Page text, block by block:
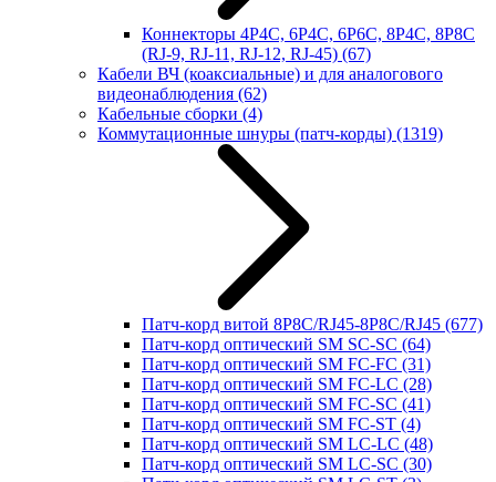
Коннекторы 4P4C, 6P4C, 6P6C, 8P4C, 8P8C
(RJ-9, RJ-11, RJ-12, RJ-45) (67)
Кабели ВЧ (коаксиальные) и для аналогового
видеонаблюдения (62)
Кабельные сборки (4)
Коммутационные шнуры (патч-корды) (1319)
Патч-корд витой 8P8C/RJ45-8P8C/RJ45 (677)
Патч-корд оптический SM SC-SC (64)
Патч-корд оптический SM FC-FC (31)
Патч-корд оптический SM FC-LC (28)
Патч-корд оптический SM FC-SC (41)
Патч-корд оптический SM FC-ST (4)
Патч-корд оптический SM LC-LC (48)
Патч-корд оптический SM LC-SC (30)